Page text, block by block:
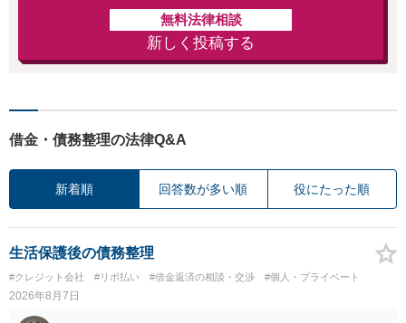
無料法律相談
新しく投稿する
借金・債務整理の法律Q&A
新着順 回答数が多い順 役にたった順
生活保護後の債務整理
#クレジット会社 #リボ払い #借金返済の相談・交渉 #個人・プライベート
2026年8月7日